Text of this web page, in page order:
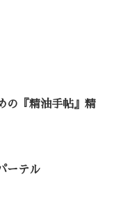
の『精油手帖』精
ーテル